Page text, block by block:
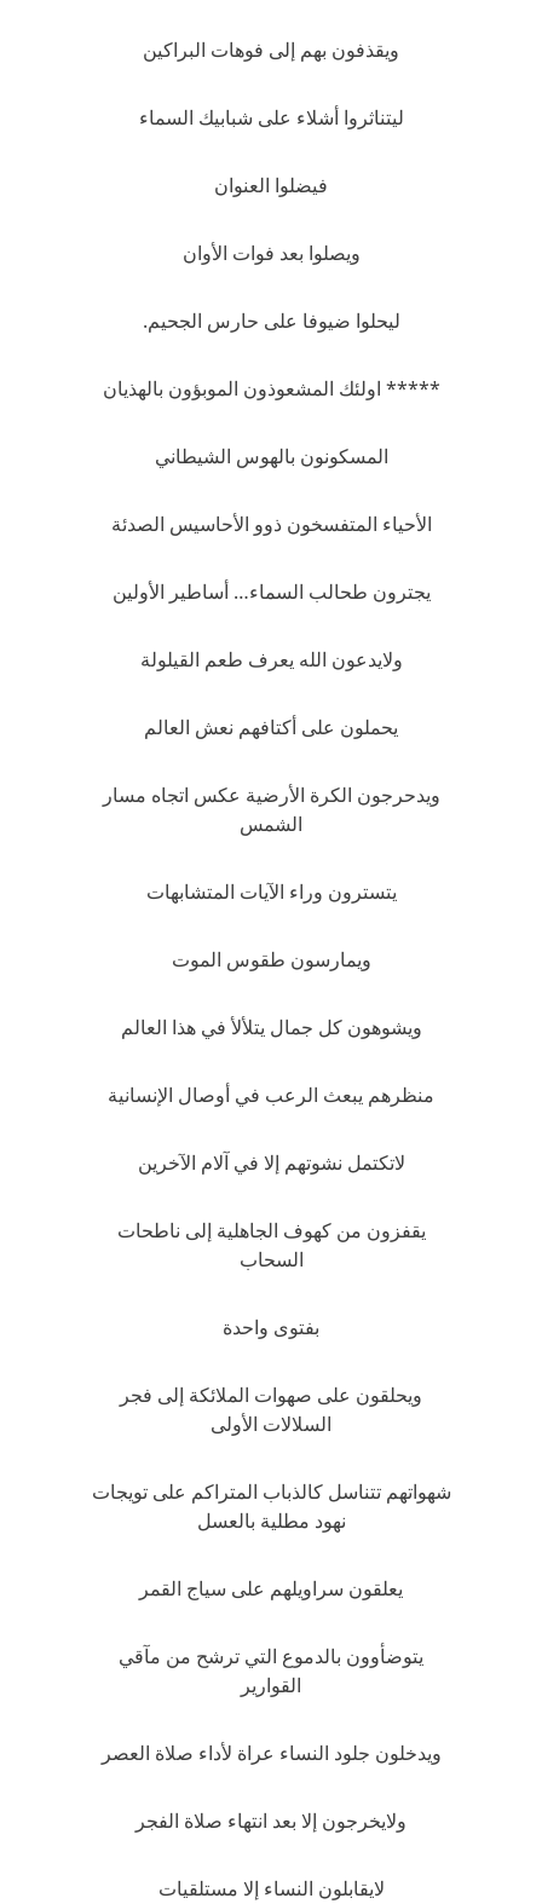
ويقذفون بهم إلى فوهات البراكين
ليتناثروا أشلاء على شبابيك السماء
فيضلوا العنوان
ويصلوا بعد فوات الأوان
ليحلوا ضيوفا على حارس الجحيم.
***** اولئك المشعوذون الموبؤون بالهذيان
المسكونون بالهوس الشيطاني
الأحياء المتفسخون ذوو الأحاسيس الصدئة
يجترون طحالب السماء… أساطير الأولين
ولايدعون الله يعرف طعم القيلولة
يحملون على أكتافهم نعش العالم
ويدحرجون الكرة الأرضية عكس اتجاه مسار
الشمس
يتسترون وراء الآيات المتشابهات
ويمارسون طقوس الموت
ويشوهون كل جمال يتلألأ في هذا العالم
منظرهم يبعث الرعب في أوصال الإنسانية
لاتكتمل نشوتهم إلا في آلام الآخرين
يقفزون من كهوف الجاهلية إلى ناطحات
السحاب
بفتوى واحدة
ويحلقون على صهوات الملائكة إلى فجر
السلالات الأولى
شهواتهم تتناسل كالذباب المتراكم على تويجات
نهود مطلية بالعسل
يعلقون سراويلهم على سياج القمر
يتوضأوون بالدموع التي ترشح من مآقي
القوارير
ويدخلون جلود النساء عراة لأداء صلاة العصر
ولايخرجون إلا بعد انتهاء صلاة الفجر
لايقابلون النساء إلا مستلقيات